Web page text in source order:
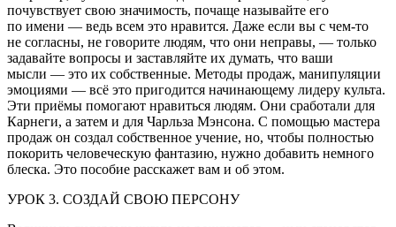
почувствует свою значимость, почаще называйте его
по имени — ведь всем это нравится. Даже если вы с чем-то
не согласны, не говорите людям, что они неправы, — только
задавайте вопросы и заставляйте их думать, что ваши
мысли — это их собственные. Методы продаж, манипуляции
эмоциями — всё это пригодится начинающему лидеру культа.
Эти приёмы помогают нравиться людям. Они сработали для
Карнеги, а затем и для Чарльза Мэнсона. С помощью мастера
продаж он создал собственное учение, но, чтобы полностью
покорить человеческую фантазию, нужно добавить немного
блеска. Это пособие расскажет вам и об этом.
УРОК 3. СОЗДАЙ СВОЮ ПЕРСОНУ